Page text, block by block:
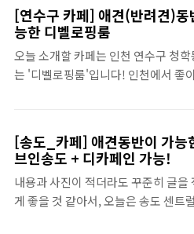
*ps : 친구가 잘못 들어가서 다른 주
어가 버렸지 뭐예요. 그만큼 헷갈리게
어서 잘 들어가야 합니다. 내부 분위기
좋아요. 여기가 홍콩인가 싶은 인테
저녁, 밤에 술 마시기 좋은 어두운 분위
니까 마음 편하게 다녀봅니다. 앙쥬
나도)는 트리플스트리트 B동에 있어요
플스트리트랑 현대아울렛은 이어져
강아지들은 여기서 쉬고, 놀고 보호
오 사진으로 앙쥬레브(바로나도)소
할게요 ♡ 앙쥬레브(바로나도) 주차 /
앙쥬레브(바로나도)는 지하주차장에
올라갈 수 없어요. 그래서 주차하고,
스티치라는 카페 옆에 있는 9호기로
[연수구 카페] 애견(반려견)동
능한 디벨로핑룸
오늘 소개할 카페는 인천 연수구 청학
는 '디벨로핑룸'입니다! 인천에서 좋
좋아요. 디벨로핑룸 분위기 따뜻한
진 카페입니다. 예전에 방문했던 사진
지금은 좌석이 조금 달라요. 사진 기
에 붙어있는 좌석들은 그대로인데,
[송도_카페] 애견동반이 가능
브인송도 + 디카페인 가능!
내용과 사진이 적더라도 꾸준히 글을
게 좋을 것 같아서, 오늘은 송도 센트